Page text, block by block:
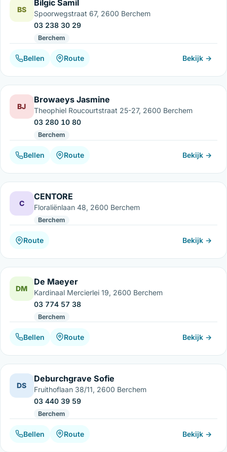
BS
Bilgic Samil
Spoorwegstraat 67, 2600 Berchem
03 238 30 29
Berchem
Bellen Route Bekijk →
BJ
Browaeys Jasmine
Theophiel Roucourtstraat 25-27, 2600 Berchem
03 280 10 80
Berchem
Bellen Route Bekijk →
C
CENTORE
Floraliënlaan 48, 2600 Berchem
Berchem
Route Bekijk →
DM
De Maeyer
Kardinaal Mercierlei 19, 2600 Berchem
03 774 57 38
Berchem
Bellen Route Bekijk →
DS
Deburchgrave Sofie
Fruithoflaan 38/11, 2600 Berchem
03 440 39 59
Berchem
Bellen Route Bekijk →